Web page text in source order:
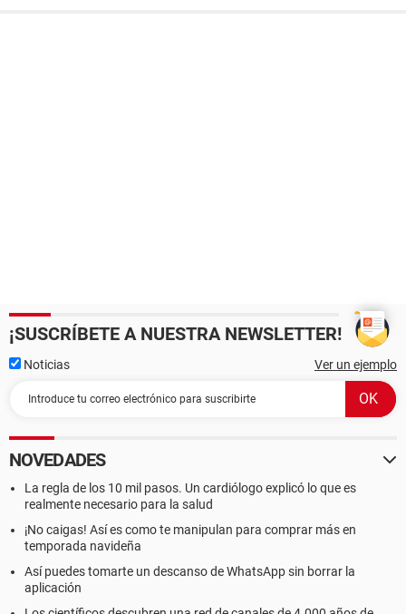
¡SUSCRÍBETE A NUESTRA NEWSLETTER!
Noticias Ver un ejemplo
NOVEDADES
La regla de los 10 mil pasos. Un cardiólogo explicó lo que es
realmente necesario para la salud
¡No caigas! Así es como te manipulan para comprar más en
temporada navideña
Así puedes tomarte un descanso de WhatsApp sin borrar la
aplicación